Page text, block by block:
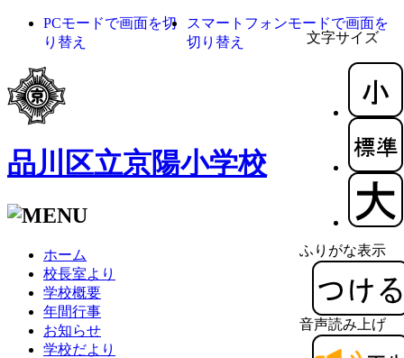
文字サイズ
ふりがな表示
音声読み上げ
PCモードで画面を切
り替え
スマートフォンモードで画面を
切り替え
品川区立京陽小学校
ホーム
校長室より
学校概要
年間行事
お知らせ
学校だより